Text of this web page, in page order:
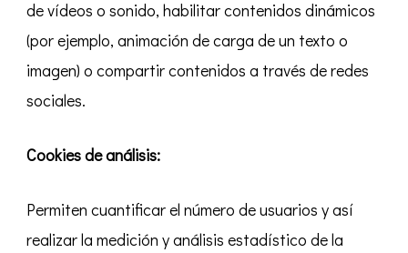
de vídeos o sonido, habilitar contenidos dinámicos
(por ejemplo, animación de carga de un texto o
imagen) o compartir contenidos a través de redes
sociales.
Cookies de análisis:
Permiten cuantificar el número de usuarios y así
realizar la medición y análisis estadístico de la